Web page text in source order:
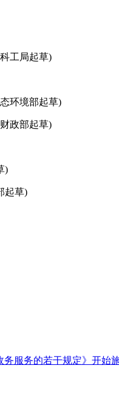
工局起草)
环境部起草)
政部起草)
)
起草)
服务的若干规定》开始